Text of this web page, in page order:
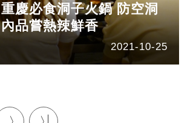
重慶必食洞子火鍋 防空洞
內品嘗熱辣鮮香
2021-10-25